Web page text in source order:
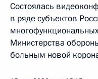
Состоялась
в ряде субъектов
Министерства
больным новой